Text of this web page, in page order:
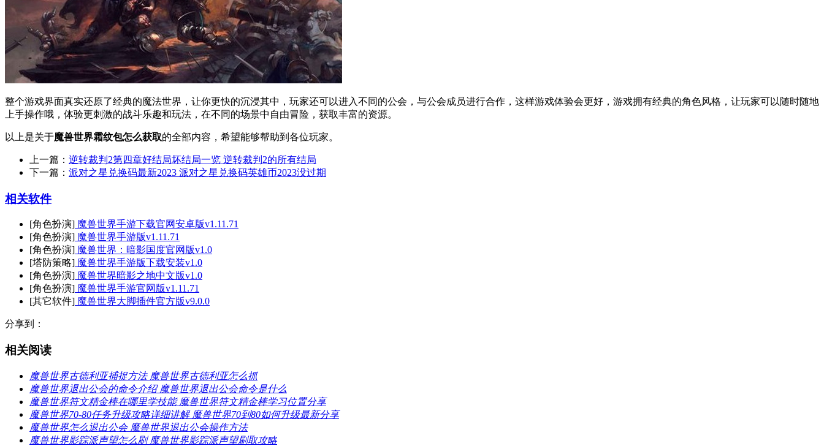
整个游戏界面真实还原了经典的魔法世界，让你更快的沉浸其中，玩家还可以进入不同的公会，与公会成员进行合作，这样游戏体验会更好，游戏拥有经典的角色风格，让玩家可以随时随地
上手操作哦，体验更刺激的战斗乐趣和玩法，在不同的场景中自由冒险，获取丰富的资源。
以上是关于魔兽世界霜纹包怎么获取的全部内容，希望能够帮助到各位玩家。
上一篇： 逆转裁判2第四章好结局坏结局一览 逆转裁判2的所有结局
下一篇： 派对之星兑换码最新2023 派对之星兑换码英雄币2023没过期
相关软件
[角色扮演] 魔兽世界手游下载官网安卓版v1.11.71
[角色扮演] 魔兽世界手游版v1.11.71
[角色扮演] 魔兽世界：暗影国度官网版v1.0
[塔防策略] 魔兽世界手游版下载安装v1.0
[角色扮演] 魔兽世界暗影之地中文版v1.0
[角色扮演] 魔兽世界手游官网版v1.11.71
[其它软件] 魔兽世界大脚插件官方版v9.0.0
分享到：
相关阅读
魔兽世界古德利亚捕捉方法 魔兽世界古德利亚怎么抓
魔兽世界退出公会的命令介绍 魔兽世界退出公会命令是什么
魔兽世界符文精金棒在哪里学技能 魔兽世界符文精金棒学习位置分享
魔兽世界70-80任务升级攻略详细讲解 魔兽世界70到80如何升级最新分享
魔兽世界怎么退出公会 魔兽世界退出公会操作方法
魔兽世界影踪派声望怎么刷 魔兽世界影踪派声望刷取攻略